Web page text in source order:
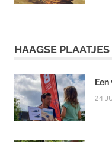
HAAGSE
24